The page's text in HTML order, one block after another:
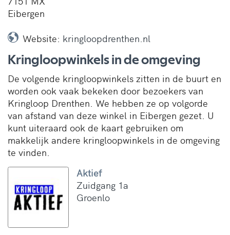
Eibergen
Website: kringloopdrenthen.nl
Kringloopwinkels in de omgeving
De volgende kringloopwinkels zitten in de buurt en
worden ook vaak bekeken door bezoekers van
Kringloop Drenthen. We hebben ze op volgorde
van afstand van deze winkel in Eibergen gezet. U
kunt uiteraard ook de kaart gebruiken om
makkelijk andere kringloopwinkels in de omgeving
te vinden.
Aktief
Zuidgang 1a
Groenlo